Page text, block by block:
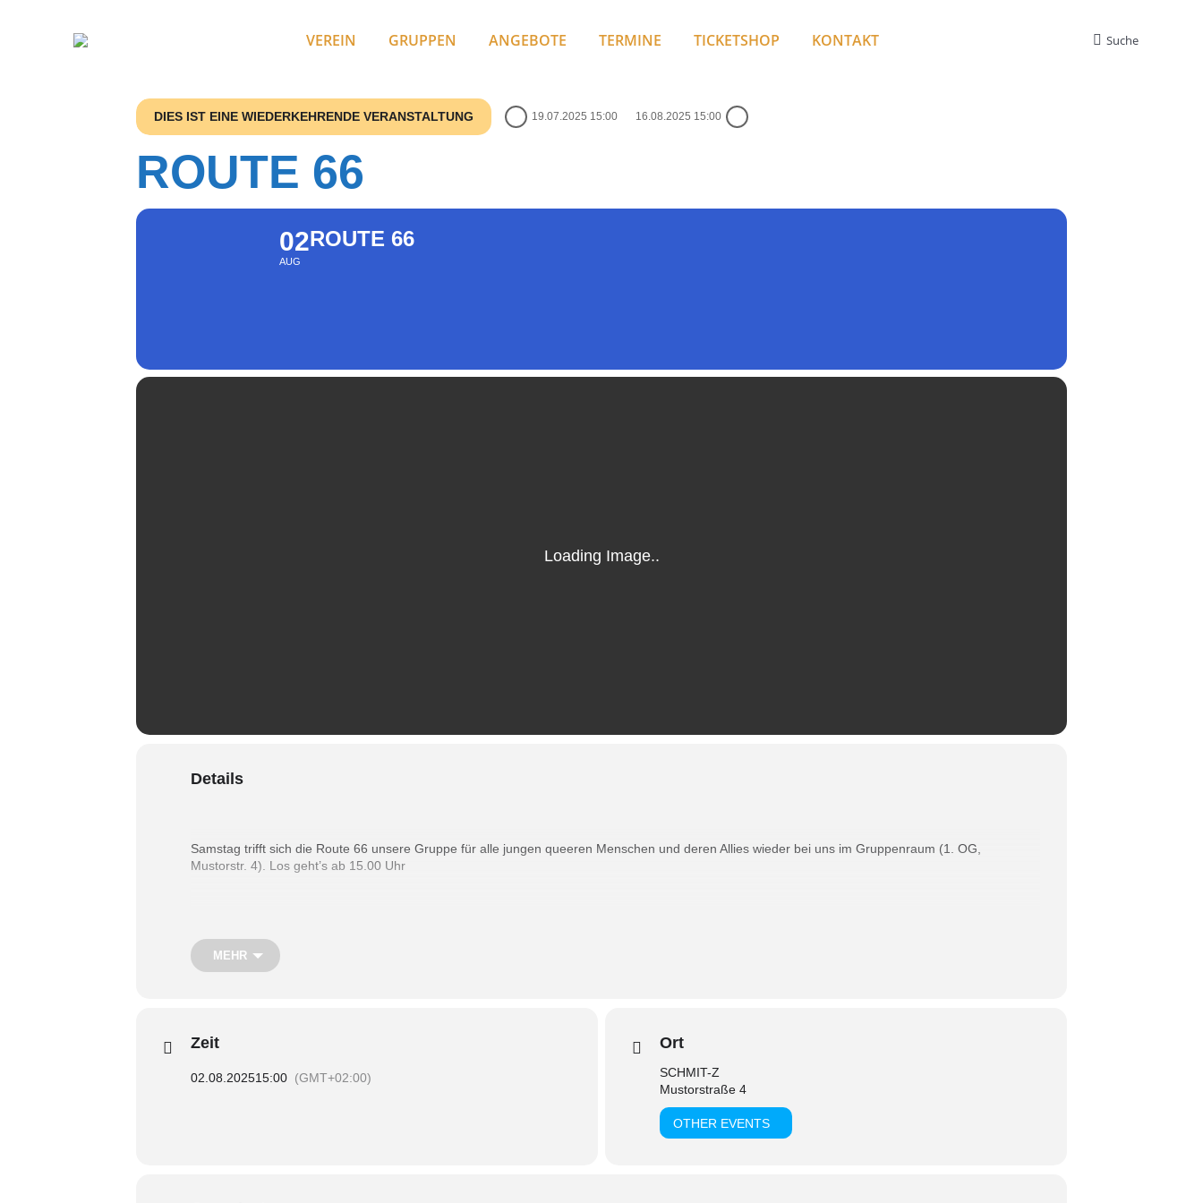
VEREIN GRUPPEN ANGEBOTE TERMINE TICKETSHOP KONTAKT Search:
Suche
DIES IST EINE WIEDERKEHRENDE VERANSTALTUNG 19.07.2025 15:00 16.08.2025 15:00
ROUTE 66
02
AUG
ROUTE 66
Details
Samstag trifft sich die Route 66 unsere Gruppe für alle jungen queeren Menschen und deren Allies wieder bei uns im Gruppenraum (1. OG,
Mustorstr. 4). Los geht’s ab 15.00 Uhr
MEHR
Zeit
02.08.202515:00 (GMT+02:00)
Ort
SCHMIT-Z
Mustorstraße 4
OTHER EVENTS